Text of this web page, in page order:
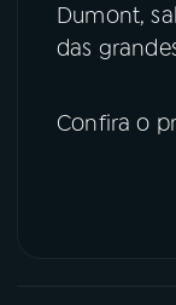
Dumont,
das
Confira o